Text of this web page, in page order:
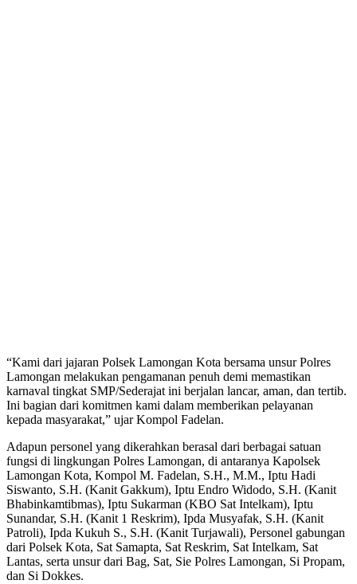
“Kami dari jajaran Polsek Lamongan Kota bersama unsur Polres
Lamongan melakukan pengamanan penuh demi memastikan
karnaval tingkat SMP/Sederajat ini berjalan lancar, aman, dan tertib.
Ini bagian dari komitmen kami dalam memberikan pelayanan
kepada masyarakat,” ujar Kompol Fadelan.
Adapun personel yang dikerahkan berasal dari berbagai satuan
fungsi di lingkungan Polres Lamongan, di antaranya Kapolsek
Lamongan Kota, Kompol M. Fadelan, S.H., M.M., Iptu Hadi
Siswanto, S.H. (Kanit Gakkum), Iptu Endro Widodo, S.H. (Kanit
Bhabinkamtibmas), Iptu Sukarman (KBO Sat Intelkam), Iptu
Sunandar, S.H. (Kanit 1 Reskrim), Ipda Musyafak, S.H. (Kanit
Patroli), Ipda Kukuh S., S.H. (Kanit Turjawali), Personel gabungan
dari Polsek Kota, Sat Samapta, Sat Reskrim, Sat Intelkam, Sat
Lantas, serta unsur dari Bag, Sat, Sie Polres Lamongan, Si Propam,
dan Si Dokkes.